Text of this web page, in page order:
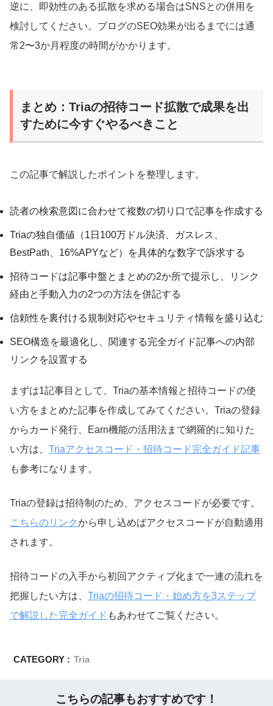
逆に、即効性のある拡散を求める場合はSNSとの併用を
検討してください。ブログのSEO効果が出るまでには通
常2〜3か月程度の時間がかかります。
まとめ：Triaの招待コード拡散で成果を出
すために今すぐやるべきこと
この記事で解説したポイントを整理します。
読者の検索意図に合わせて複数の切り口で記事を作成する
Triaの独自価値（1日100万ドル決済、ガスレス、
BestPath、16%APYなど）を具体的な数字で訴求する
招待コードは記事中盤とまとめの2か所で提示し、リンク
経由と手動入力の2つの方法を併記する
信頼性を裏付ける規制対応やセキュリティ情報を盛り込む
SEO構造を最適化し、関連する完全ガイド記事への内部
リンクを設置する
まずは1記事目として、Triaの基本情報と招待コードの使
い方をまとめた記事を作成してみてください。Triaの登録
からカード発行、Earn機能の活用法まで網羅的に知りた
い方は、 Triaアクセスコード・招待コード完全ガイド記事
も参考になります。
Triaの登録は招待制のため、アクセスコードが必要です。
こちらのリンクから申し込めばアクセスコードが自動適用
されます。
招待コードの入手から初回アクティブ化まで一連の流れを
把握したい方は、 Triaの招待コード・始め方を3ステップ
で解説した完全ガイド もあわせてご覧ください。
CATEGORY : Tria
こちらの記事もおすすめです！